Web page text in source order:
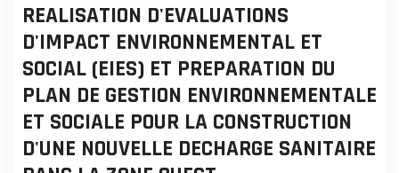
REALISATION D'EVALUATIONS
D'IMPACT ENVIRONNEMENTAL ET
SOCIAL (EIES) ET PREPARATION DU
PLAN DE GESTION ENVIRONNEMENTALE
ET SOCIALE POUR LA CONSTRUCTION
D'UNE NOUVELLE DECHARGE SANITAIRE